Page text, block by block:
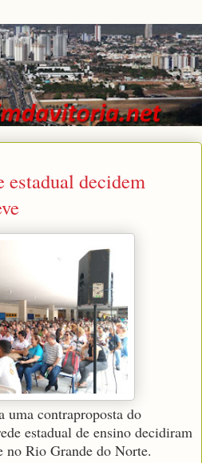
estadual decidem
uma contraproposta do
estadual de ensino decidiram
no Rio Grande do Norte.